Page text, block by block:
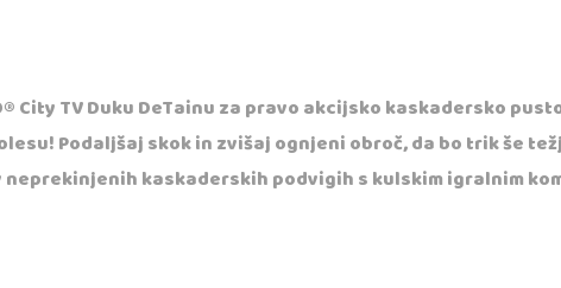
TV Duku DeTainu za pravo akcijsko kaskadersko
Podaljšaj skok in zvišaj ognjeni obroč, da bo trik še
kaskaderskih podvigih s kulskim igralnim